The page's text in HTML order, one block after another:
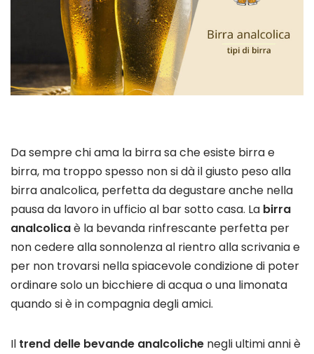
Da sempre chi ama la birra sa che esiste birra e
birra, ma troppo spesso non si dà il giusto peso alla
birra analcolica, perfetta da degustare anche nella
pausa da lavoro in ufficio al bar sotto casa. La birra
analcolicaè la bevanda rinfrescante perfetta per
non cedere alla sonnolenza al rientro alla scrivania e
per non trovarsi nella spiacevole condizione di poter
ordinare solo un bicchiere di acqua o una limonata
quando si è in compagnia degli amici.
Il trend delle bevande analcoliche negli ultimi anni è